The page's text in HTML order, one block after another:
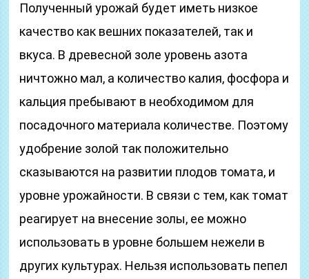
Полученный урожай будет иметь низкое
качество как вешних показателей, так и
вкуса. В древесной золе уровень азота
ничтожно мал, а количество калия, фосфора и
кальция пребывают в необходимом для
посадочного материала количестве. Поэтому
удобрение золой так положительно
сказываются на развитии плодов томата, и
уровне урожайности. В связи с тем, как томат
реагирует на внесение золы, ее можно
использовать в уровне большем нежели в
других культурах. Нельзя использовать пепел